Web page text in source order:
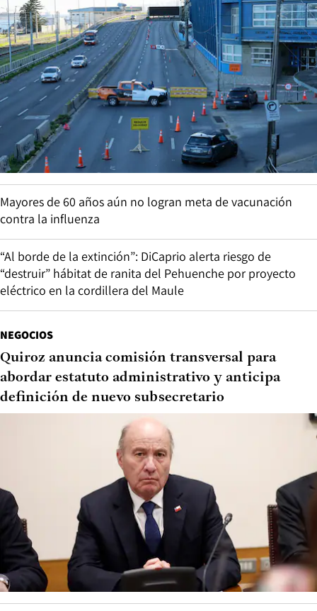
Mayores de 60 años aún no logran meta de vacunación
contra la influenza
“Al borde de la extinción”: DiCaprio alerta riesgo de
“destruir” hábitat de ranita del Pehuenche por proyecto
eléctrico en la cordillera del Maule
NEGOCIOS
Quiroz anuncia comisión transversal para
abordar estatuto administrativo y anticipa
definición de nuevo subsecretario